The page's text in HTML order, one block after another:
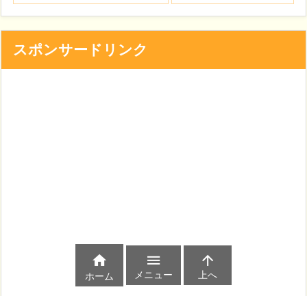
スポンサードリンク

ホーム

メニュー

上へ